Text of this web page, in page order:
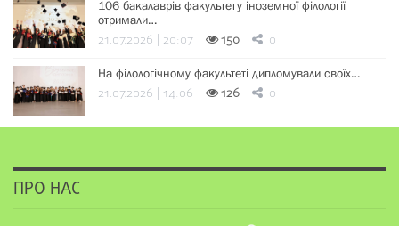
106 бакалаврів факультету іноземної філології
отримали…
21.07.2026 | 20:07 150 0
На філологічному факультеті дипломували своїх…
21.07.2026 | 14:06 126 0
ПРО НАС